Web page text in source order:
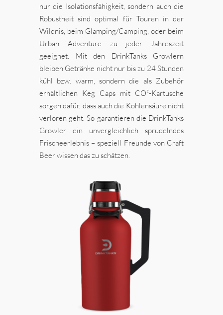
nur die Isolationsfähigkeit, sondern auch die
Robustheit sind optimal für Touren in der
Wildnis, beim Glamping/Camping, oder beim
Urban Adventure zu jeder Jahreszeit
geeignet. Mit den DrinkTanks Growlern
bleiben Getränke nicht nur bis zu 24 Stunden
kühl bzw. warm, sondern die als Zubehör
erhältlichen Keg Caps mit CO²-Kartusche
sorgen dafür, dass auch die Kohlensäure nicht
verloren geht. So garantieren die DrinkTanks
Growler ein unvergleichlich sprudelndes
Frischeerlebnis – speziell Freunde von Craft
Beer wissen das zu schätzen.